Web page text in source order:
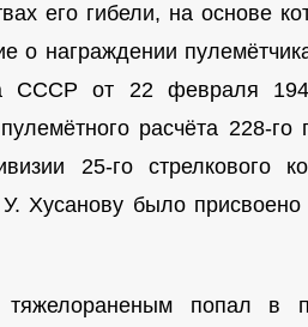
его гибели, на основе
о награждении
СССР от 22 февраля
расчёта 228-го
25-го стрелкового
Хусанову было присвоено
попал в